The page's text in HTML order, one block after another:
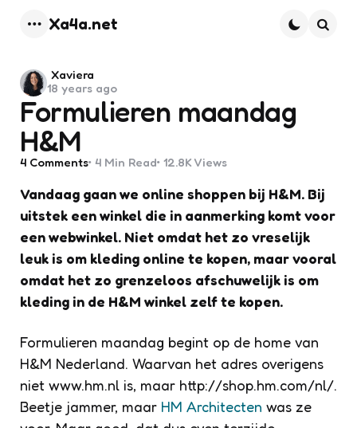
Xa4a.net
Formulieren maandag
H&M
Posted
by
Xaviera
18 years ago
4 Comments 4 Min Read 12.8K Views
Vandaag gaan we online shoppen bij H&M. Bij
uitstek een winkel die in aanmerking komt voor
een webwinkel. Niet omdat het zo vreselijk
leuk is om kleding online te kopen, maar vooral
omdat het zo grenzeloos afschuwelijk is om
kleding in de H&M winkel zelf te kopen.
Formulieren maandag begint op de home van
H&M Nederland. Waarvan het adres overigens
niet www.hm.nl is, maar http://shop.hm.com/nl/.
Beetje jammer, maar HM Architecten was ze